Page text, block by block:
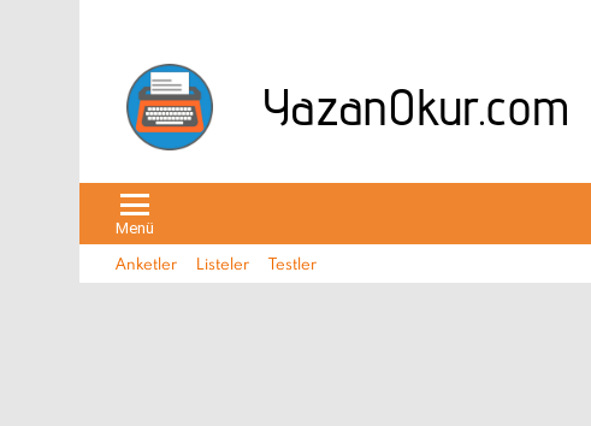
Menü
Anketler Listeler Testler